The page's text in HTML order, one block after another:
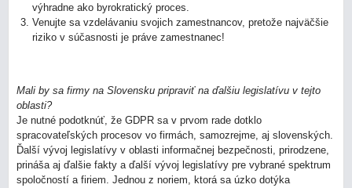
výhradne ako byrokratický proces.
Venujte sa vzdelávaniu svojich zamestnancov, pretože najväčšie
riziko v súčasnosti je práve zamestnanec!
Mali by sa firmy na Slovensku pripraviť na ďalšiu legislatívu v tejto
oblasti?
Je nutné podotknúť, že GDPR sa v prvom rade dotklo
spracovateľských procesov vo firmách, samozrejme, aj slovenských.
Ďalší vývoj legislatívy v oblasti informačnej bezpečnosti, prirodzene,
prináša aj ďalšie fakty a ďalší vývoj legislatívy pre vybrané spektrum
spoločností a firiem. Jednou z noriem, ktorá sa úzko dotýka